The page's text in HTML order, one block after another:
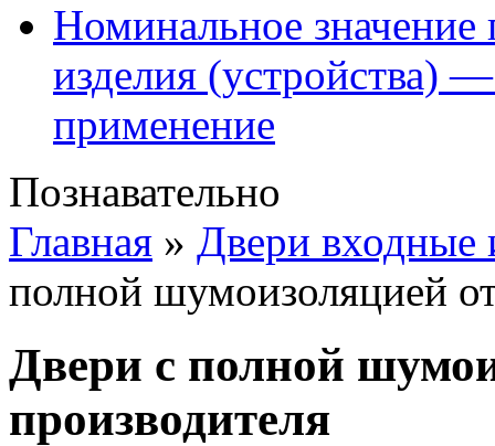
Номинальное значение
изделия (устройства)
применение
Познавательно
Главная » Двери входные
полной шумоизоляцией
Двери с полной
производителя